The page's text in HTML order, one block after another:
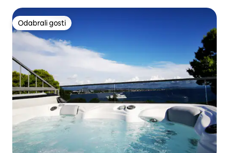
Odabrali gosti
Odabrali gosti